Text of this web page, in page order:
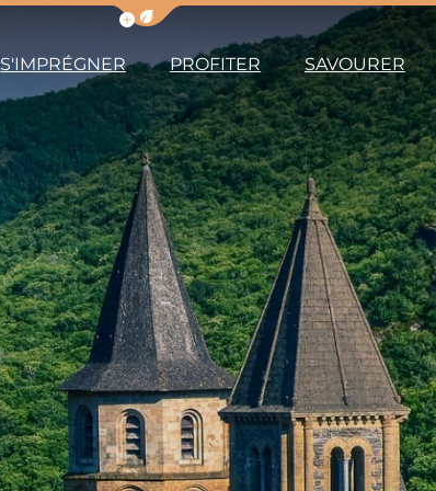
Afficher la barre de navigation du
S'IMPRÉGNER PROFITER SAVOURER